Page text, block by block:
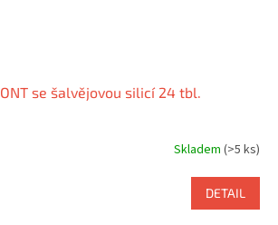
se šalvějovou silicí 24 tbl.
Skladem (>5 ks)
DETAIL